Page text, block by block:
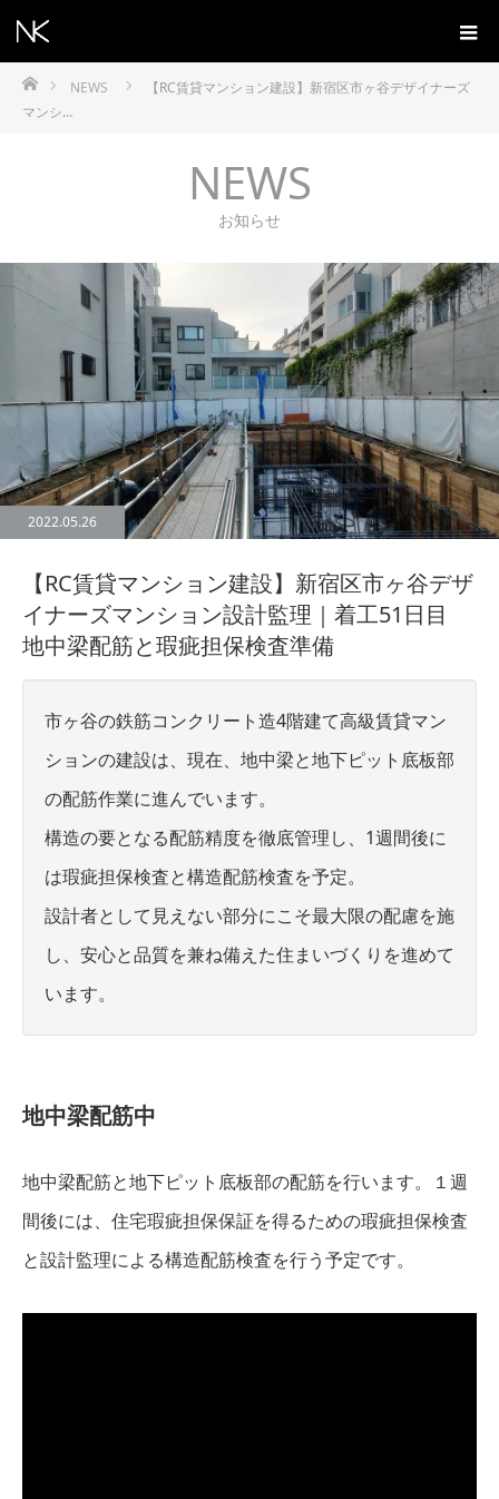
ホームNEWS
【RC賃貸マンション建設】新宿区市ヶ谷デザイナーズ
マンシ…
NEWS
お知らせ
2022.05.26
【RC賃貸マンション建設】新宿区市ヶ谷デザ
イナーズマンション設計監理｜着工51日目
地中梁配筋と瑕疵担保検査準備
市ヶ谷の鉄筋コンクリート造4階建て高級賃貸マン
ションの建設は、現在、地中梁と地下ピット底板部
の配筋作業に進んでいます。
構造の要となる配筋精度を徹底管理し、1週間後に
は瑕疵担保検査と構造配筋検査を予定。
設計者として見えない部分にこそ最大限の配慮を施
し、安心と品質を兼ね備えた住まいづくりを進めて
います。
地中梁配筋中
地中梁配筋と地下ピット底板部の配筋を行います。１週
間後には、住宅瑕疵担保保証を得るための瑕疵担保検査
と設計監理による構造配筋検査を行う予定です。